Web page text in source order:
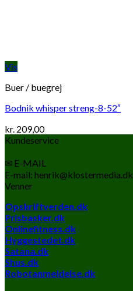
Vis
Buer / buegrej
Bodnik whisper streng-8-52″
kr. 209,00
Kundeservice
✉ E-MAIL
E-mail: henrik@klostermedia.dk
Venner
Opskriftverden.dk
Prisbasker.dk
Onlinefitness.dk
Hyggestedet.dk
Satana.dk
Shus.dk
Robotanmeldelse.dk